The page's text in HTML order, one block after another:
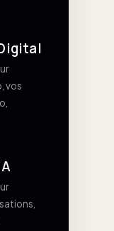
vos